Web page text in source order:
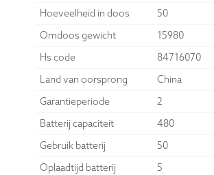
Hoeveelheid in doos
50
Omdoos gewicht
15980
Hs code
84716070
Land van oorsprong
China
Garantieperiode
2
Batterij capaciteit
480
Gebruik batterij
50
Oplaadtijd batterij
5